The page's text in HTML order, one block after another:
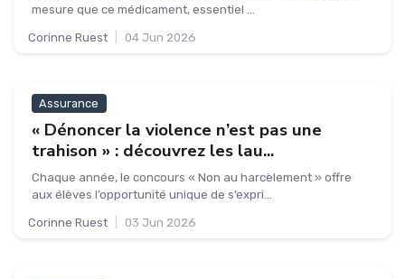
mesure que ce médicament, essentiel ...
Corinne Ruest 04 Jun 2026
Assurance
« Dénoncer la violence n’est pas une
trahison » : découvrez les lau...
Chaque année, le concours « Non au harcèlement » offre
aux élèves l’opportunité unique de s’expri...
Corinne Ruest 03 Jun 2026